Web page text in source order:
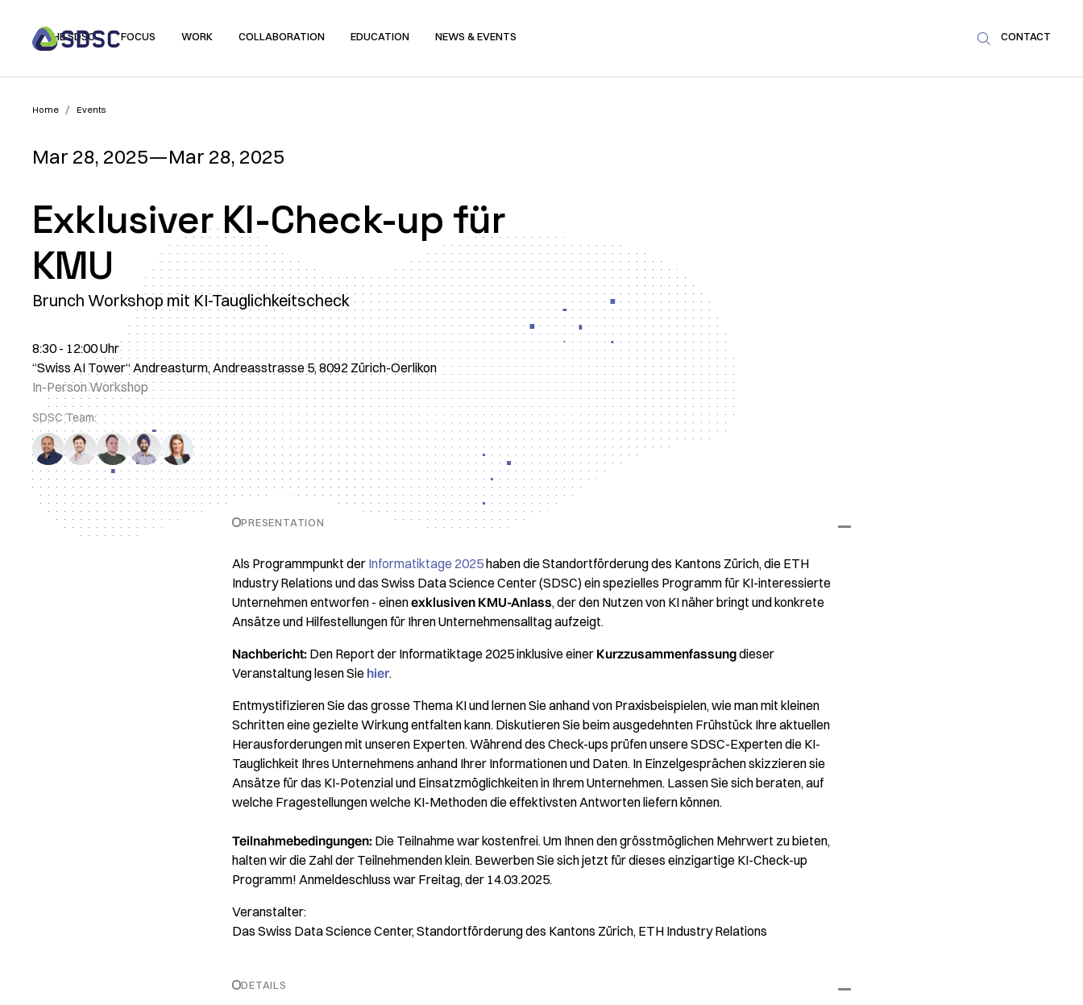
THE SDSC FOCUS WORK COLLABORATION EDUCATION NEWS & EVENTS  CONTACT
Home / Events
Mar 28, 2025—Mar 28, 2025
Exklusiver KI-Check-up für
KMU
Brunch Workshop mit KI-Tauglichkeitscheck
8:30 - 12:00 Uhr
“Swiss AI Tower“ Andreasturm, Andreasstrasse 5, 8092 Zürich-Oerlikon
In-Person Workshop
SDSC Team:
PRESENTATION
Als Programmpunkt der Informatiktage 2025haben die Standortförderung des Kantons Zürich, die ETH
Industry Relations und das Swiss Data Science Center (SDSC) ein spezielles Programm für KI-interessierte
Unternehmen entworfen - einenexklusiven KMU-Anlass, der den Nutzen von KI näher bringt und konkrete
Ansätze und Hilfestellungen für Ihren Unternehmensalltag aufzeigt.
Nachbericht: Den Report der Informatiktage 2025 inklusive einer Kurzzusammenfassungdieser
Veranstaltung lesen Sie hier.
Entmystifizieren Sie das grosse Thema KI und lernen Sie anhand von Praxisbeispielen, wie man mit kleinen
Schritten eine gezielte Wirkung entfalten kann. Diskutieren Sie beim ausgedehnten Frühstück Ihre aktuellen
Herausforderungen mit unseren Experten. Während des Check-ups prüfen unsere SDSC-Experten die KI-
Tauglichkeit Ihres Unternehmens anhand Ihrer Informationen und Daten. In Einzelgesprächen skizzieren sie
Ansätze für das KI-Potenzial und Einsatzmöglichkeiten in Ihrem Unternehmen. Lassen Sie sich beraten, auf
welche Fragestellungen welche KI-Methoden die effektivsten Antworten liefern können.
Teilnahmebedingungen: Die Teilnahme war kostenfrei. Um Ihnen den grösstmöglichen Mehrwert zu bieten,
halten wir die Zahl der Teilnehmenden klein. Bewerben Sie sich jetzt für dieses einzigartige KI-Check-up
Programm! Anmeldeschluss war Freitag, der 14.03.2025.
Veranstalter:
Das Swiss Data Science Center, Standortförderung des Kantons Zürich, ETH Industry Relations
DETAILS